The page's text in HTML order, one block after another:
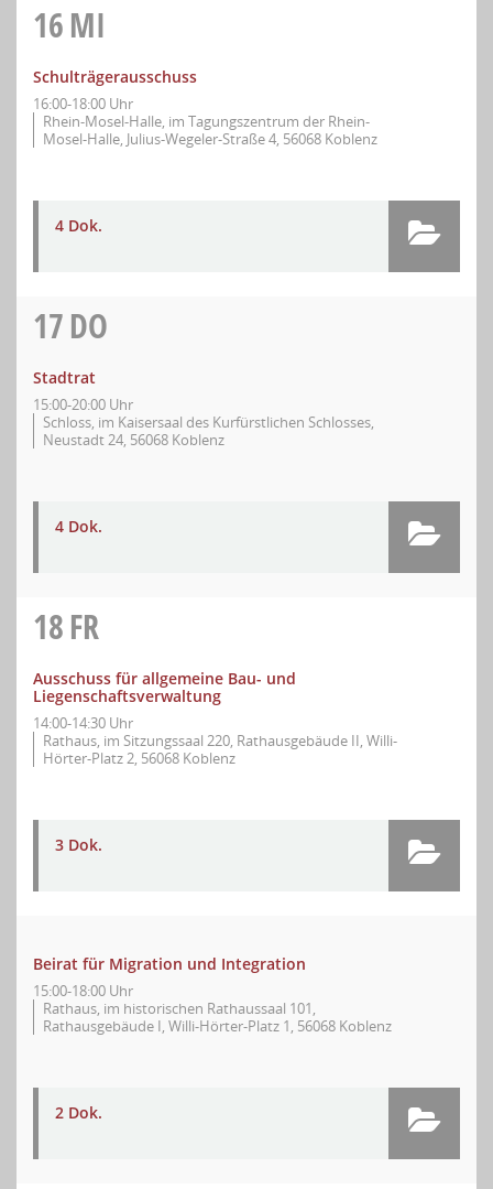
16MI
Schulträgerausschuss
16:00-18:00 Uhr
Rhein-Mosel-Halle, im Tagungszentrum der Rhein-
Mosel-Halle, Julius-Wegeler-Straße 4, 56068 Koblenz
4 Dok.
17DO
Stadtrat
15:00-20:00 Uhr
Schloss, im Kaisersaal des Kurfürstlichen Schlosses,
Neustadt 24, 56068 Koblenz
4 Dok.
18FR
Ausschuss für allgemeine Bau- und
Liegenschaftsverwaltung
14:00-14:30 Uhr
Rathaus, im Sitzungssaal 220, Rathausgebäude II, Willi-
Hörter-Platz 2, 56068 Koblenz
3 Dok.
Beirat für Migration und Integration
15:00-18:00 Uhr
Rathaus, im historischen Rathaussaal 101,
Rathausgebäude I, Willi-Hörter-Platz 1, 56068 Koblenz
2 Dok.